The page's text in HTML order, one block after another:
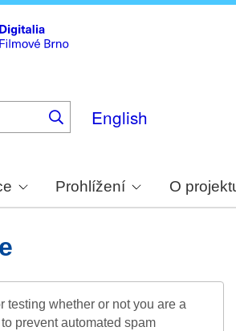
English
Prohlížení O
testing whether or not you are a
prevent automated spam